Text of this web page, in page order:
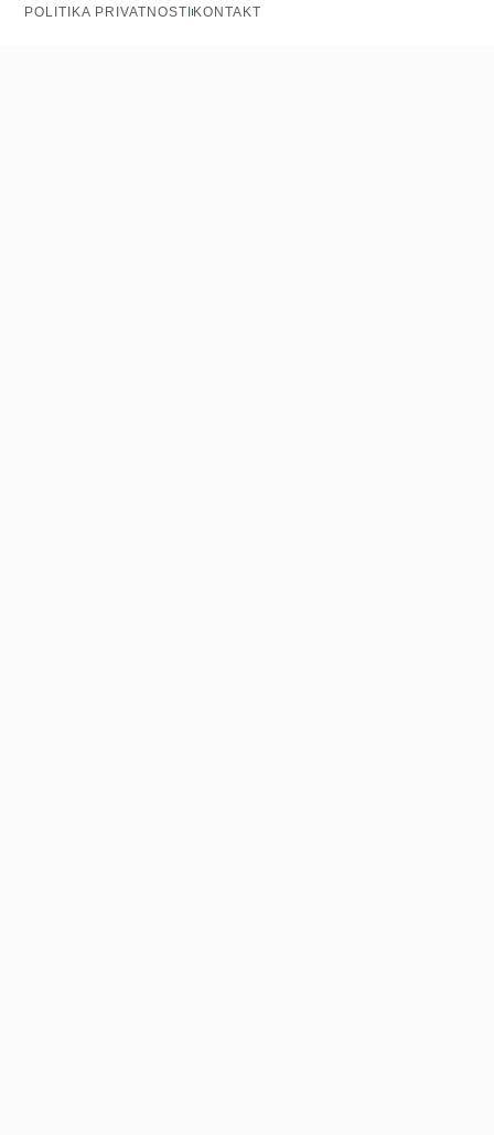
POLITIKA PRIVATNOSTIKONTAKT